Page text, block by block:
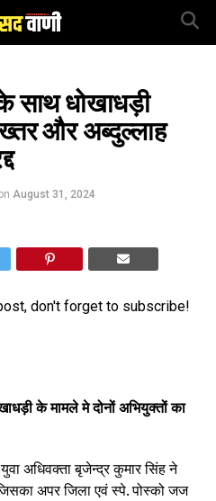
साथ धोखाधड़ी
और अब्दुल्लाह
August 31, 2024
don't forget to subscribe!
के मामले मे दोनों अभियुक्तों का
अधिवक्ता बृजेन्द्र कुमार सिंह ने
अपर जिला एवं स्पे. पोस्को जज